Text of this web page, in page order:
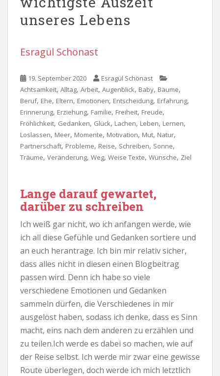
unseres Lebens
Esragül Schönast
19. September 2020
Esragül Schönast
Achtsamkeit, Alltag, Arbeit, Augenblick, Baby, Bäume,
Beruf, Ehe, Eltern, Emotionen, Entscheidung, Erfahrung,
Erinnerung, Erziehung, Familie, Freiheit, Freude,
Fröhlichkeit, Gedanken, Glück, Lachen, Leben, Lernen,
Loslassen, Meer, Momente, Motivation, Mut, Natur,
Partnerschaft, Probleme, Reise, Schreiben, Sonne,
Träume, Veränderung, Weg, Weise Texte, Wünsche, Ziel
Lange darauf gewartet,
darüber zu schreiben
Ich weiß gar nicht, wo ich anfangen werde, wie
ich all diese Gefühle und Gedanken sortiere und
an euch herantrage. Ich bin mir relativ sicher,
dass alles nicht in diesen einen Blogbeitrag
passen wird. Denn ich habe so viele
verschiedene Emotionen und Gedanken
sammeln dürfen, die Verschiedenes in mir
ausgelöst haben, sodass ich denke, dass es Sinn
macht, eins nach dem anderen zu erzählen und
zu teilen.Ich werde es dabei so machen, wie auf
der Reise selbst. Ich werde mir zwar eine gewisse
Route überlegen, doch werde ich mich letztlich